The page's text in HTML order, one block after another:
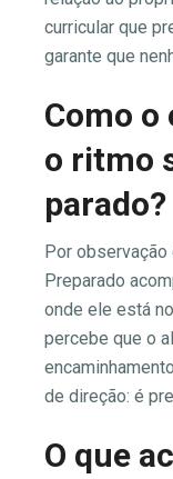
curricular que
garante que
Como o
o ritmo
parado?
Por observação
Preparado
onde ele está
percebe que o
de direção: é
O que